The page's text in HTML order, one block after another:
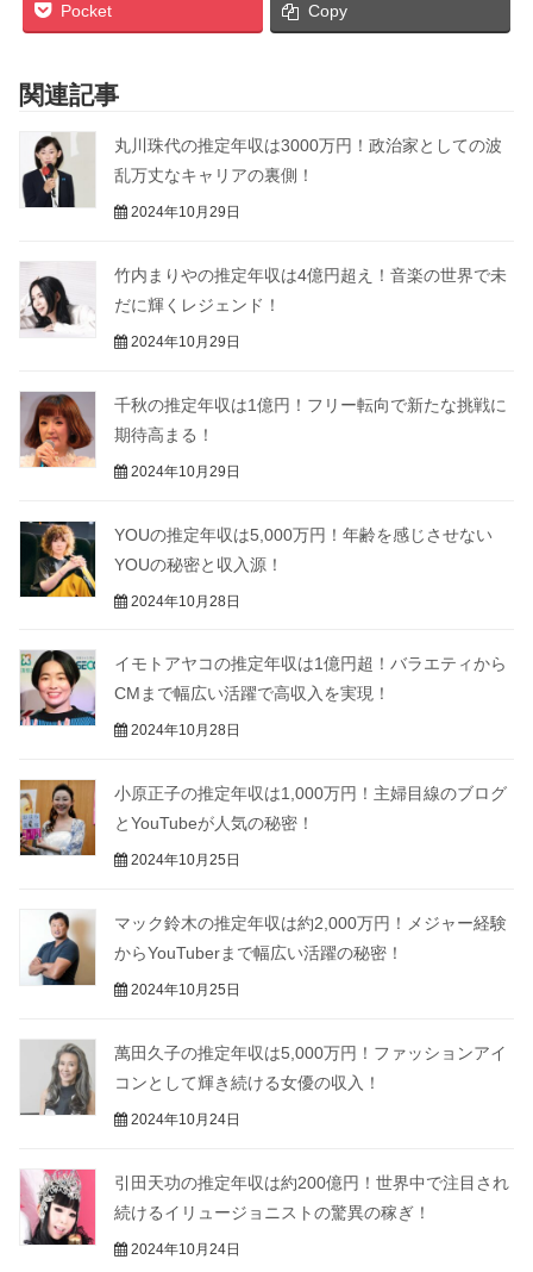
Pocket Copy
関連記事
丸川珠代の推定年収は3000万円！政治家としての波
乱万丈なキャリアの裏側！
2024年10月29日
竹内まりやの推定年収は4億円超え！音楽の世界で未
だに輝くレジェンド！
2024年10月29日
千秋の推定年収は1億円！フリー転向で新たな挑戦に
期待高まる！
2024年10月29日
YOUの推定年収は5,000万円！年齢を感じさせない
YOUの秘密と収入源！
2024年10月28日
イモトアヤコの推定年収は1億円超！バラエティから
CMまで幅広い活躍で高収入を実現！
2024年10月28日
小原正子の推定年収は1,000万円！主婦目線のブログ
とYouTubeが人気の秘密！
2024年10月25日
マック鈴木の推定年収は約2,000万円！メジャー経験
からYouTuberまで幅広い活躍の秘密！
2024年10月25日
萬田久子の推定年収は5,000万円！ファッションアイ
コンとして輝き続ける女優の収入！
2024年10月24日
引田天功の推定年収は約200億円！世界中で注目され
続けるイリュージョニストの驚異の稼ぎ！
2024年10月24日